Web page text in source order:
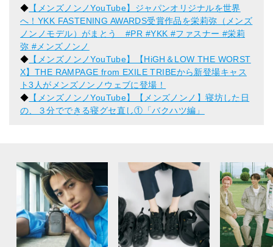
◆ 【メンズノンノYouTube】ジャパンオリジナルを世界
へ！YKK FASTENING AWARDS受賞作品を栄莉弥（メンズ
ノンノモデル）がまとう #PR #YKK #ファスナー #栄莉
弥 #メンズノンノ
◆ 【メンズノンノYouTube】【HiGH＆LOW THE WORST
X】THE RAMPAGE from EXILE TRIBEから新登場キャス
ト3人がメンズノンノウェブに登場！
◆ 【メンズノンノYouTube】【メンズノンノ】寝坊した日
の、３分でできる寝グセ直し①「バクハツ編」